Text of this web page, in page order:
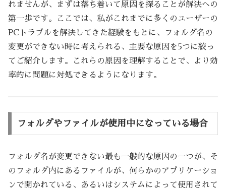
れませんが、まずは落ち着いて原因を探ることが解決への
第一歩です。ここでは、私がこれまでに多くのユーザーの
PCトラブルを解決してきた経験をもとに、フォルダ名の
変更ができない時に考えられる、主要な原因を5つに絞っ
てご紹介します。これらの原因を理解することで、より効
率的に問題に対処できるようになります。
フォルダやファイルが使用中になっている場合
フォルダ名が変更できない最も一般的な原因の一つが、そ
のフォルダ内にあるファイルが、何らかのアプリケーショ
ンで開かれている、あるいはシステムによって使用されて